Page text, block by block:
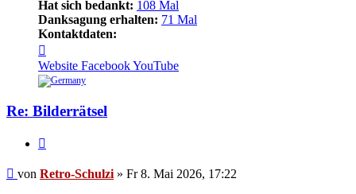
Hat sich bedankt: 108 Mal
Danksagung erhalten: 71 Mal
Kontaktdaten:
von
Retro-
Schulzi
Website FacebookYouTube
Re: Bilderrätsel
Beitrag
von Retro-Schulzi » Fr 8. Mai 2026, 17:22